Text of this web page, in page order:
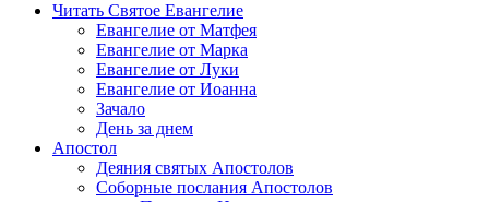
Читать Святое Евангелие
Евангелие от Матфея
Евангелие от Марка
Евангелие от Луки
Евангелие от Иоанна
Зачало
День за днем
Апостол
Деяния святых Апостолов
Соборные послания Апостолов